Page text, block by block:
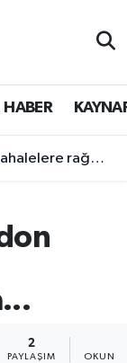
HABER
kurtarılamadı
2
PAYLAŞIM